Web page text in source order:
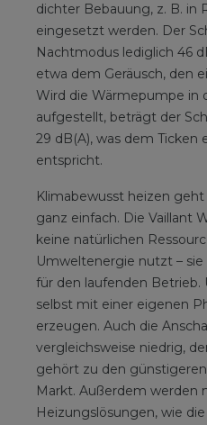
dichter Bebauung, z. B. in
eingesetzt werden. Der
Nachtmodus lediglich 46
etwa dem Geräusch, den
Wird die Wärmepumpe in
aufgestellt, beträgt der
29 dB(A), was dem Ticken
entspricht.
Klimabewusst heizen
ganz einfach. Die Vaillant
keine natürlichen
Umweltenergie nutzt –
für den laufenden Betrieb.
selbst mit einer eigenen
erzeugen. Auch die
vergleichsweise niedrig,
gehört zu den
Markt. Außerdem werden
Heizungslösungen, wie